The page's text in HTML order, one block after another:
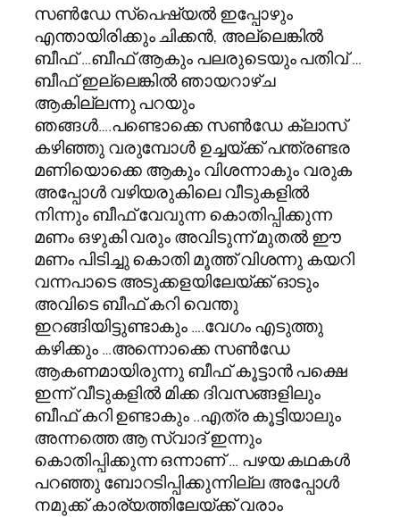
സണ്‍‌ഡേ സ്പെഷ്യല്‍ ഇപ്പോഴും
എന്തായിരിക്കും ചിക്കന്‍, അല്ലെങ്കില്‍
ബീഫ് …ബീഫ് ആകും പലരുടെയും പതിവ് …
ബീഫ് ഇല്ലെങ്കില്‍ ഞായറാഴ്ച
ആകില്ലന്നു പറയും
ഞങ്ങള്‍….പണ്ടൊക്കെ സണ്‍‌ഡേ ക്ലാസ്
കഴിഞ്ഞു വരുമ്പോള്‍ ഉച്ചയ്ക്ക് പന്ത്രണ്ടര
മണിയൊക്കെ ആകും വിശന്നാകും വരുക
അപ്പോള്‍ വഴിയരുകിലെ വീടുകളില്‍
നിന്നും ബീഫ് വേവുന്ന കൊതിപ്പിക്കുന്ന
മണം ഒഴുകി വരും അവിടുന്ന് മുതല്‍ ഈ
മണം പിടിച്ചു കൊതി മൂത്ത് വിശന്നു കയറി
വന്നപാടെ അടുക്കളയിലേയ്ക്ക് ഓടും
അവിടെ ബീഫ് കറി വെന്തു
ഇറങ്ങിയിട്ടുണ്ടാകും ….വേഗം എടുത്തു
കഴിക്കും …അന്നൊക്കെ സണ്‍‌ഡേ
ആകണമായിരുന്നു ബീഫ് കൂട്ടാന്‍ പക്ഷെ
ഇന്ന് വീടുകളില്‍ മിക്ക ദിവസങ്ങളിലും
ബീഫ് കറി ഉണ്ടാകും ..എത്ര കൂട്ടിയാലും
അന്നത്തെ ആ സ്വാദ് ഇന്നും
കൊതിപ്പിക്കുന്ന ഒന്നാണ് … പഴയ കഥകള്‍
പറഞ്ഞു ബോറടിപ്പിക്കുന്നില്ല അപ്പോള്‍
നമുക്ക് കാര്യത്തിലേയ്ക്ക് വരാം